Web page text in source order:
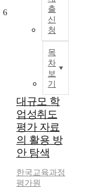
출
신
청
목
차
보
기
6
대규모 학
업성취도
평가 자료
의 활용 방
안 탐색
한국교육과정
평가원